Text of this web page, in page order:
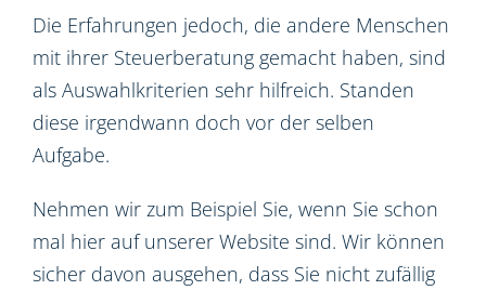
Die Erfahrungen jedoch, die andere Menschen
mit ihrer Steuerberatung gemacht haben, sind
als Auswahlkriterien sehr hilfreich. Standen
diese irgendwann doch vor der selben
Aufgabe.
Nehmen wir zum Beispiel Sie, wenn Sie schon
mal hier auf unserer Website sind. Wir können
sicher davon ausgehen, dass Sie nicht zufällig